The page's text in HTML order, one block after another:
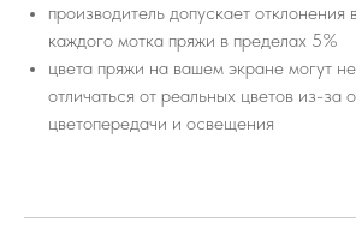
производитель допускает
каждого мотка пряжи в пределах 5%
цвета пряжи на вашем экране могут
отличаться от реальных цветов из-за
цветопередачи и освещения